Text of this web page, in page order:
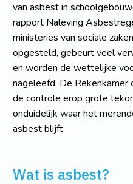
van asbest in
rapport Naleving
ministeries van sociale
opgesteld, gebeurt veel
en worden de wettelijke
nageleefd. De
de controle erop grote
onduidelijk waar het
asbest blijft.
Wat is asbest?